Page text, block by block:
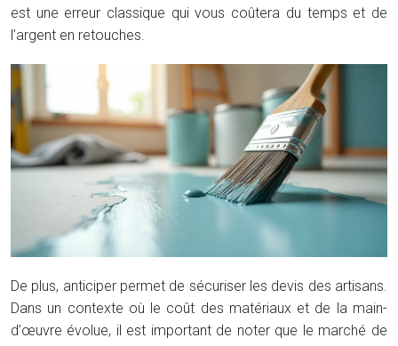
est une erreur classique qui vous coûtera du temps et de
l’argent en retouches.
De plus, anticiper permet de sécuriser les devis des artisans.
Dans un contexte où le coût des matériaux et de la main-
d’œuvre évolue, il est important de noter que le marché de